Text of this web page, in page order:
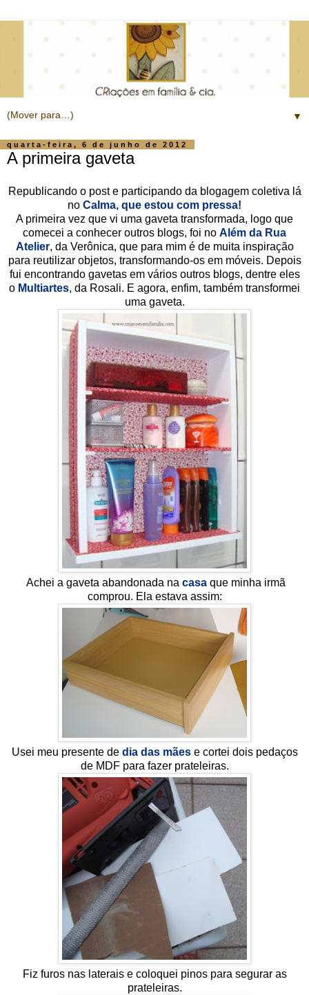
▼
quarta-feira, 6 de junho de 2012
A primeira gaveta
Republicando o post e participando da blogagem coletiva lá
no Calma, que estou com pressa!
A primeira vez que vi uma gaveta transformada, logo que
comecei a conhecer outros blogs, foi no Além da Rua
Atelier, da Verônica, que para mim é de muita inspiração
para reutilizar objetos, transformando-os em móveis. Depois
fui encontrando gavetas em vários outros blogs, dentre eles
o Multiartes, da Rosali. E agora, enfim, também transformei
uma gaveta.
Achei a gaveta abandonada na casa que minha irmã
comprou. Ela estava assim:
Usei meu presente de dia das mãese cortei dois pedaços
de MDF para fazer prateleiras.
Fiz furos nas laterais e coloquei pinos para segurar as
prateleiras.